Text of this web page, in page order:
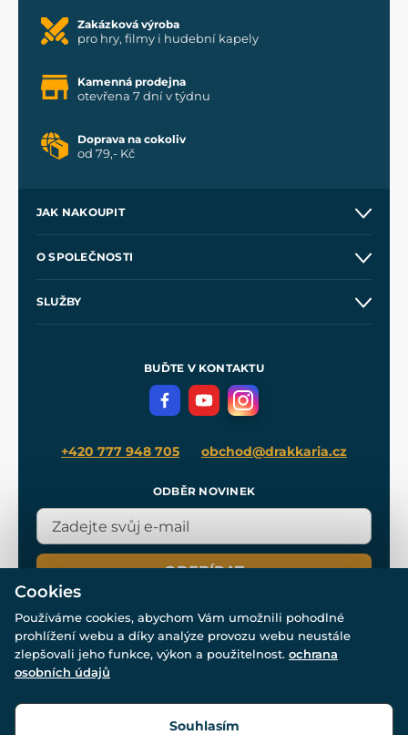
Zakázková výroba
pro hry, filmy i hudební kapely
Kamenná prodejna
otevřena 7 dní v týdnu
Doprava na cokoliv
od 79,- Kč
JAK NAKOUPIT
Velkoobchod
O SPOLEČNOSTI
SLUŽBY
Meče pro Kingdom Come
BUĎTE V KONTAKTU
+420 777 948 705 obchod@drakkaria.cz
ODBĚR NOVINEK
ODEBÍRAT
© Všechna práva vyhrazena. www.drakkaria.cz 2007-2026.
Cookies
Používáme cookies, abychom Vám umožnili pohodlné
prohlížení webu a díky analýze provozu webu neustále
zlepšovali jeho funkce, výkon a použitelnost. ochrana
osobních údajů
Souhlasím